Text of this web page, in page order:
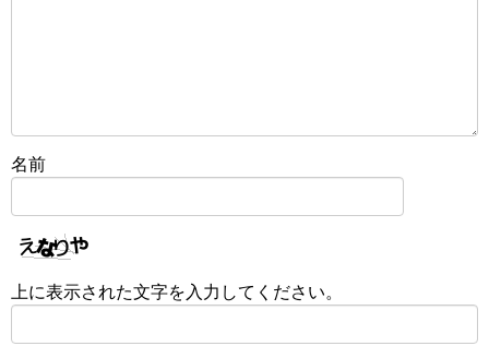
名前
上に表示された文字を入力してください。